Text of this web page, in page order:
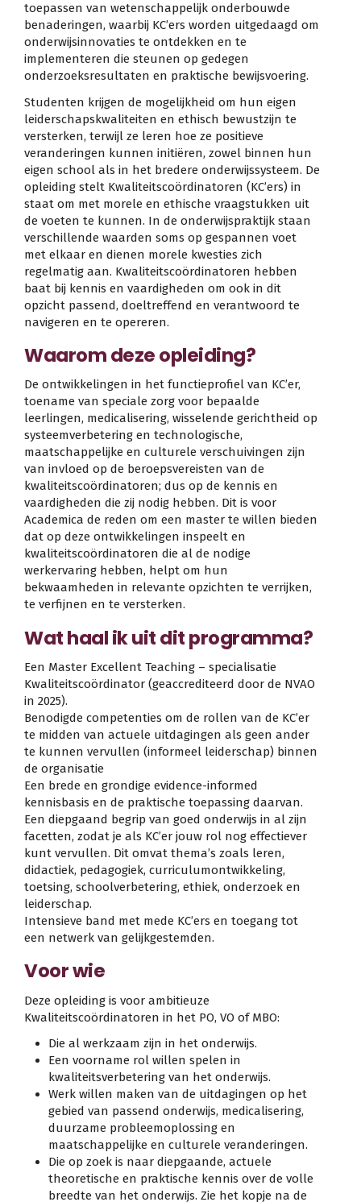
toepassen van wetenschappelijk onderbouwde
benaderingen, waarbij KC’ers worden uitgedaagd om
onderwijsinnovaties te ontdekken en te
implementeren die steunen op gedegen
onderzoeksresultaten en praktische bewijsvoering.
Studenten krijgen de mogelijkheid om hun eigen
leiderschapskwaliteiten en ethisch bewustzijn te
versterken, terwijl ze leren hoe ze positieve
veranderingen kunnen initiëren, zowel binnen hun
eigen school als in het bredere onderwijssysteem. De
opleiding stelt Kwaliteitscoördinatoren (KC’ers) in
staat om met morele en ethische vraagstukken uit
de voeten te kunnen. In de onderwijspraktijk staan
verschillende waarden soms op gespannen voet
met elkaar en dienen morele kwesties zich
regelmatig aan. Kwaliteitscoördinatoren hebben
baat bij kennis en vaardigheden om ook in dit
opzicht passend, doeltreffend en verantwoord te
navigeren en te opereren.
Waarom deze opleiding?
De ontwikkelingen in het functieprofiel van KC’er,
toename van speciale zorg voor bepaalde
leerlingen, medicalisering, wisselende gerichtheid op
systeemverbetering en technologische,
maatschappelijke en culturele verschuivingen zijn
van invloed op de beroepsvereisten van de
kwaliteitscoördinatoren; dus op de kennis en
vaardigheden die zij nodig hebben. Dit is voor
Academica de reden om een master te willen bieden
dat op deze ontwikkelingen inspeelt en
kwaliteitscoördinatoren die al de nodige
werkervaring hebben, helpt om hun
bekwaamheden in relevante opzichten te verrijken,
te verfijnen en te versterken.
Wat haal ik uit dit programma?
Een Master Excellent Teaching – specialisatie
Kwaliteitscoördinator (geaccrediteerd door de NVAO
in 2025).
Benodigde competenties om de rollen van de KC’er
te midden van actuele uitdagingen als geen ander
te kunnen vervullen (informeel leiderschap) binnen
de organisatie
Een brede en grondige evidence-informed
kennisbasis en de praktische toepassing daarvan.
Een diepgaand begrip van goed onderwijs in al zijn
facetten, zodat je als KC’er jouw rol nog effectiever
kunt vervullen. Dit omvat thema’s zoals leren,
didactiek, pedagogiek, curriculumontwikkeling,
toetsing, schoolverbetering, ethiek, onderzoek en
leiderschap.
Intensieve band met mede KC’ers en toegang tot
een netwerk van gelijkgestemden.
Voor wie
Deze opleiding is voor ambitieuze
Kwaliteitscoördinatoren in het PO, VO of MBO:
Die al werkzaam zijn in het onderwijs.
Een voorname rol willen spelen in
kwaliteitsverbetering van het onderwijs.
Werk willen maken van de uitdagingen op het
gebied van passend onderwijs, medicalisering,
duurzame probleemoplossing en
maatschappelijke en culturele veranderingen.
Die op zoek is naar diepgaande, actuele
theoretische en praktische kennis over de volle
breedte van het onderwijs. Zie het kopje na de